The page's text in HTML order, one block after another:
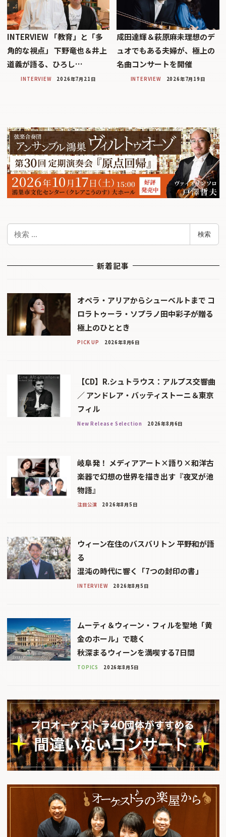
INTERVIEW 「教育」と「多
角的な視点」 下野竜也＆井上
道義が語る、ひろし…
INTERVIEW 2026年7月21日
成田達輝＆萩原麻未理想のデ
ュオでもある夫婦が、極上の
名曲コンサートを開催
INTERVIEW 2026年7月19日
検
検索
新着記事
オペラ・アリアからシューベルトまで コ
ロラトゥーラ・ソプラノ田中彩子が贈る
極上のひととき
PICK UP 2026年8月6日
【CD】R.シュトラウス：アルプス交響曲
／ アンドレア・バッティストーニ＆東京
フィル
New Release Selection 2026年8月6日
岐阜発！ メディアアート×語り×和洋古
楽器で幻想の世界を描き出す『夜叉が池
物語』
注目公演 2026年8月5日
ウィーン在住のバスバリトン 平野和が語
る
混沌の時代に響く「7つの封印の書」
INTERVIEW 2026年8月5日
ムーティ＆ウィーン・フィルを聖地「黄
金のホール」で聴く
秋深まるウィーンを満喫する7日間
TOPICS 2026年8月5日